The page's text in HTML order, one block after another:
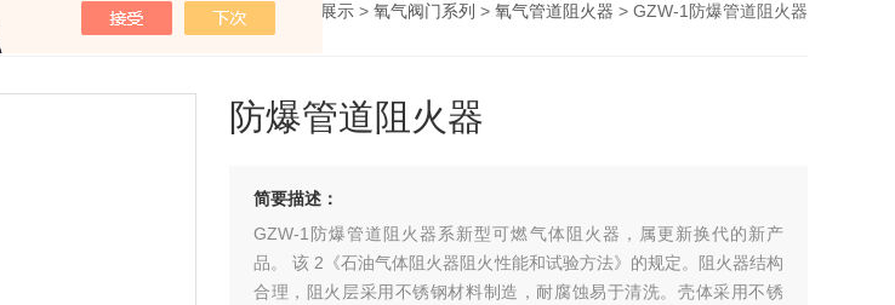
您的位置： 网站首页 产品展示 > 氧气阀门系列 > 氧气管道阻火器 > GZW-1防爆管道阻火器
防爆管道阻火器
简要描述：
GZW-1防爆管道阻火器系新型可燃气体阻火器，属更新换代的新产
品。 该 2《石油气体阻火器阻火性能和试验方法》的规定。阻火器结构
合理，阻火层采用不锈钢材料制造，耐腐蚀易于清洗。壳体采用不锈